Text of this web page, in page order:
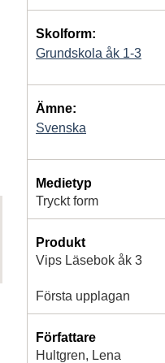
Skolform:
Grundskola åk 1-3
Ämne:
Svenska
Medietyp
Tryckt form
Produkt
Vips Läsebok åk 3
Första upplagan
Författare
Hultgren, Lena